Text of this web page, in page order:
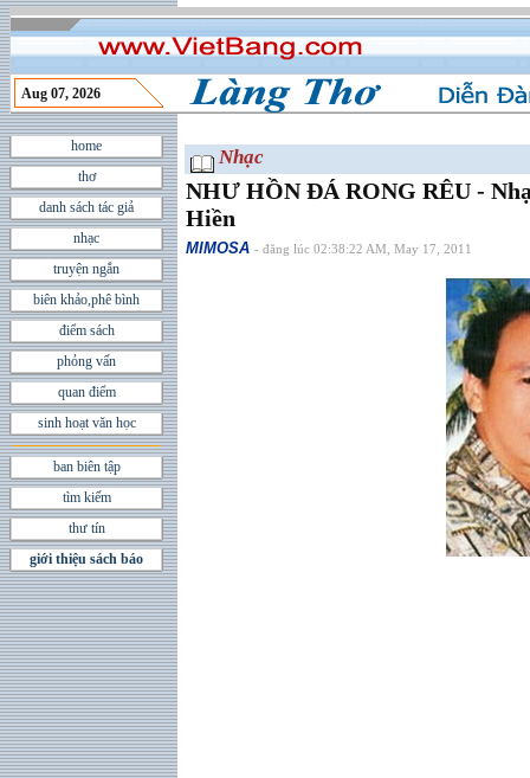
Aug 07, 2026
home
thơ
danh sách tác giả
nhạc
truyện ngắn
biên khảo,phê bình
điểm sách
phỏng vấn
quan điểm
sinh hoạt văn học
ban biên tập
tìm kiếm
thư tín
giới thiệu sách báo
Nhạc
NHƯ HỒN ĐÁ RONG RÊU -
Hiền
MIMOSA - đăng lúc 02:38:22 AM, May 17, 2011